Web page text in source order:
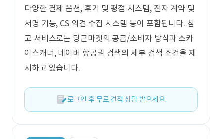
다양한 결제 옵션, 후기 및 평점 시스템, 전자 계약 및
서명 기능, CS 의견 수집 시스템 등이 포함됩니다. 참
고 서비스로는 당근마켓의 공급/소비자 방식과 스카
이스캐너, 네이버 항공권 검색의 세부 검색 조건을 제
시하고 있습니다.
로그인 후 무료 견적 상담 받으세요.